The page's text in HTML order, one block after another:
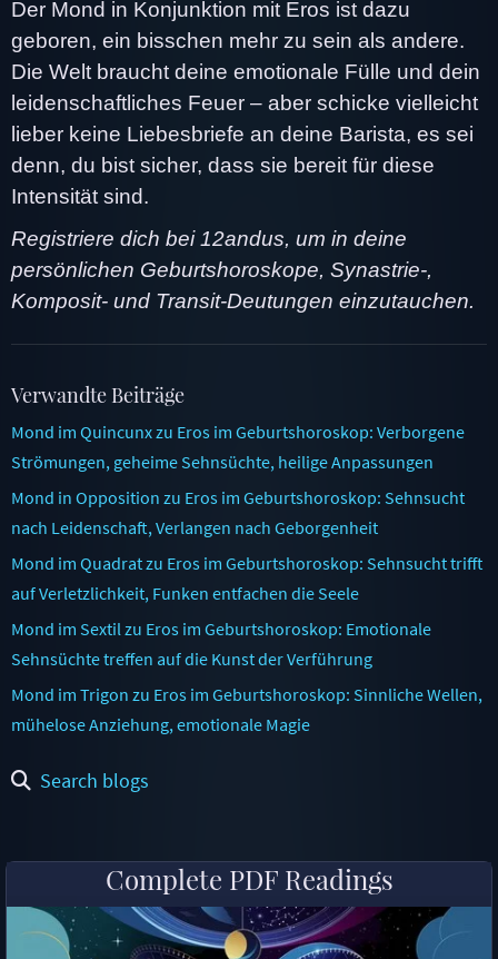
Der Mond in Konjunktion mit Eros ist dazu
geboren, ein bisschen mehr zu sein als andere.
Die Welt braucht deine emotionale Fülle und dein
leidenschaftliches Feuer – aber schicke vielleicht
lieber keine Liebesbriefe an deine Barista, es sei
denn, du bist sicher, dass sie bereit für diese
Intensität sind.
Registriere dich bei 12andus, um in deine
persönlichen Geburtshoroskope, Synastrie-,
Komposit- und Transit-Deutungen einzutauchen.
Verwandte Beiträge
Mond im Quincunx zu Eros im Geburtshoroskop: Verborgene
Strömungen, geheime Sehnsüchte, heilige Anpassungen
Mond in Opposition zu Eros im Geburtshoroskop: Sehnsucht
nach Leidenschaft, Verlangen nach Geborgenheit
Mond im Quadrat zu Eros im Geburtshoroskop: Sehnsucht trifft
auf Verletzlichkeit, Funken entfachen die Seele
Mond im Sextil zu Eros im Geburtshoroskop: Emotionale
Sehnsüchte treffen auf die Kunst der Verführung
Mond im Trigon zu Eros im Geburtshoroskop: Sinnliche Wellen,
mühelose Anziehung, emotionale Magie
Search blogs
Complete PDF Readings